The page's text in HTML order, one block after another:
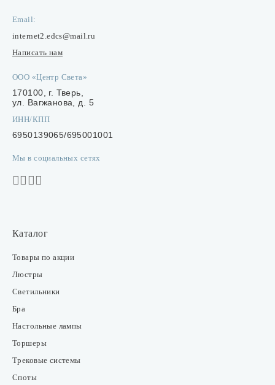
Email:
internet2.edcs@mail.ru
Написать нам
ООО «Центр Света»
170100, г. Тверь,
ул. Вагжанова, д. 5
ИНН/КПП
6950139065/695001001
Мы в социальных сетях
Каталог
Товары по акции
Люстры
Светильники
Бра
Настольные лампы
Торшеры
Трековые системы
Споты